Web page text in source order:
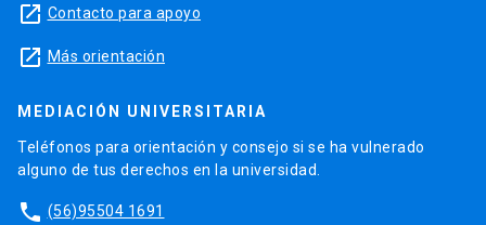
launch Contacto para apoyo
launch Más orientación
MEDIACIÓN UNIVERSITARIA
Teléfonos para orientación y consejo si se ha vulnerado
alguno de tus derechos en la universidad.
phone (56)95504 1691